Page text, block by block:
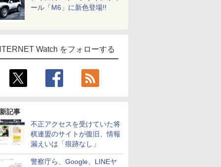
ール「M6」に新色登場!!
Watch をフォローする
記事
不正アクセスを受けていた将
棋連盟のサイトが復旧、情報
漏えいは「痕跡なし」
警察庁ら、Google、LINEヤ